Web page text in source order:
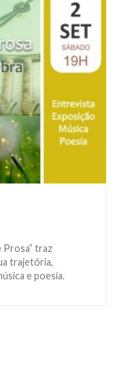
Prosa” traz
trajetória,
e poesia.